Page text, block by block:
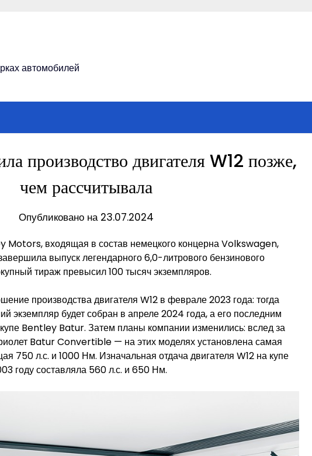
автомобилей
производство двигателя W12 позже,
чем рассчитывала
Опубликовано на 23.07.2024
Motors, входящая в состав немецкого концерна Volkswagen,
выпуск легендарного 6,0-литрового бензинового
тираж превысил 100 тысяч экземпляров.
производства двигателя W12 в феврале 2023 года: тогда
экземпляр будет собран в апреле 2024 года, а его последним
Bentley Batur. Затем планы компании изменились: вслед за
Batur Convertible — на этих моделях установлена самая
750 л.с. и 1000 Нм. Изначальная отдача двигателя W12 на купе
году составляла 560 л.с. и 650 Нм.